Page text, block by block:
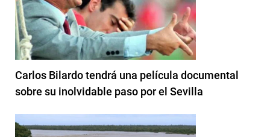
Carlos Bilardo tendrá una película documental
sobre su inolvidable paso por el Sevilla